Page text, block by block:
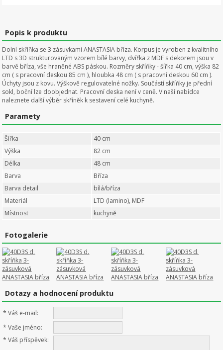
Popis k produktu
Dolní skříňka se 3 zásuvkami ANASTASIA bříza. Korpus je vyroben z kvalitního
LTD s 3D strukturovaným vzorem bílé barvy, dvířka z MDF s dekorem jsou v
barvě bříza, vše hraněné ABS páskou. Rozměry skříňky - šířka 40 cm, výška 82
cm ( s pracovní deskou 85 cm ), hloubka 48 cm ( s pracovní deskou 60 cm ).
Úchyty jsou z kovu. Výškově regulovatelné nožky. Součástí skříňky je přední
sokl, boční lze doobjednat. Pracovní deska není v ceně. V naší nabídce
naleznete další výběr skříněk k sestavení celé kuchyně.
Paramety
Šířka
40 cm
Výška
82 cm
Délka
48 cm
Barva
Bříza
Barva detail
bílá/bříza
Materiál
LTD (lamino), MDF
Místnost
kuchyně
Fotogalerie
Dotazy a hodnocení produktu
* Váš e-mail:
* Vaše jméno:
* Váš příspěvek: